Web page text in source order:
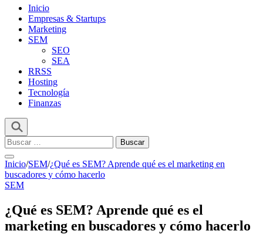
Inicio
Empresas & Startups
Marketing
SEM
SEO
SEA
RRSS
Hosting
Tecnología
Finanzas
Buscar:
Inicio/SEM/¿Qué es SEM? Aprende qué es el marketing en
buscadores y cómo hacerlo
SEM
¿Qué es SEM? Aprende qué es el
marketing en buscadores y cómo hacerlo